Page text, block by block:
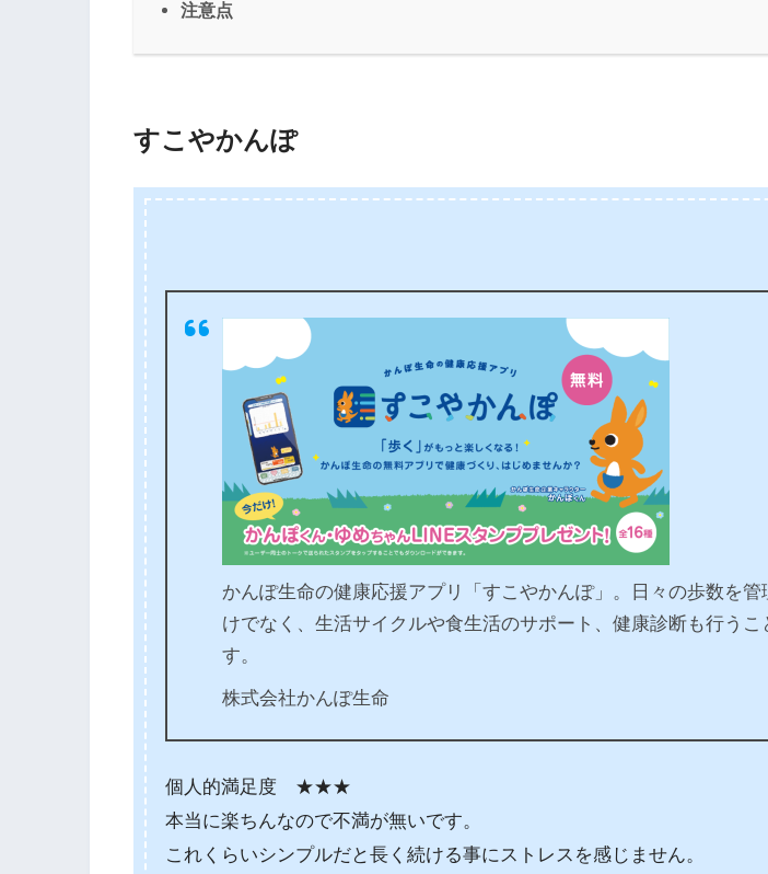
注意点
すこやかんぽ
かんぽ生命の健康応援アプリ「すこやかんぽ」。日々の歩数を管
けでなく、生活サイクルや食生活のサポート、健康診断も行うこ
す。
株式会社かんぽ生命
個人的満足度 ★★★
本当に楽ちんなので不満が無いです。
これくらいシンプルだと長く続ける事にストレスを感じません。